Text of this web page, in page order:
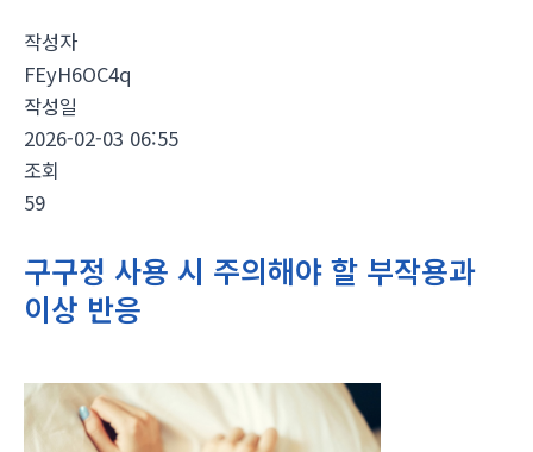
작성자
FEyH6OC4q
작성일
2026-02-03 06:55
조회
59
구구정 사용 시 주의해야 할 부작용과
이상 반응